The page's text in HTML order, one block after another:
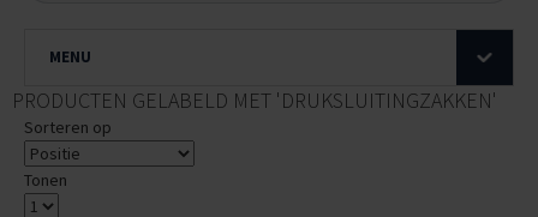
MENU
PRODUCTEN GELABELD MET 'DRUKSLUITINGZAKKEN'
Sorteren op
Tonen